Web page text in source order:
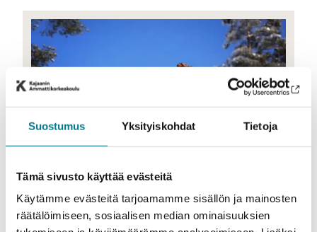
Suostumus Yksityiskohdat Tietoja
Tämä sivusto käyttää evästeitä
Käytämme evästeitä tarjoamamme sisällön ja mainosten
räätälöimiseen, sosiaalisen median ominaisuuksien
Matkailu
Restonomi (AMK), matkailu
Hakuaika
31.8.-10.9.2026
Koulutusmuoto
Monimuoto-opinnot